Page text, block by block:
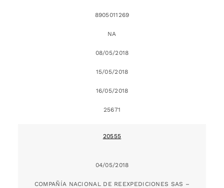
8905011269
NA
08/05/2018
15/05/2018
16/05/2018
25671
20555
04/05/2018
COMPAÑÍA NACIONAL DE REEXPEDICIONES SAS –